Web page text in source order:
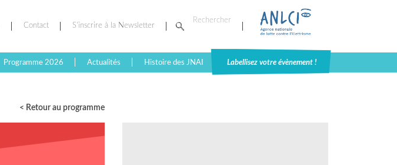
Contact S’inscrire à la Newsletter
Programme 2026 Actualités Histoire des JNAI Labellisez votre évènement !
< Retour au programme